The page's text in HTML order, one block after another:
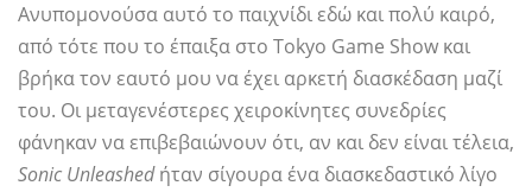
Ανυπομονούσα αυτό το παιχνίδι εδώ και πολύ καιρό,
από τότε που το έπαιξα στο Tokyo Game Show και
βρήκα τον εαυτό μου να έχει αρκετή διασκέδαση μαζί
του. Οι μεταγενέστερες χειροκίνητες συνεδρίες
φάνηκαν να επιβεβαιώνουν ότι, αν και δεν είναι τέλεια,
Sonic Unleashedήταν σίγουρα ένα διασκεδαστικό λίγο